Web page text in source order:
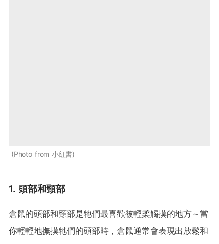
Photo from 小紅書
1. 頭部和頸部
倉鼠的頭部和頸部是牠們最喜歡被輕柔觸摸的地方～當
你輕輕地撫摸牠們的頭部時，倉鼠通常會表現出放鬆和